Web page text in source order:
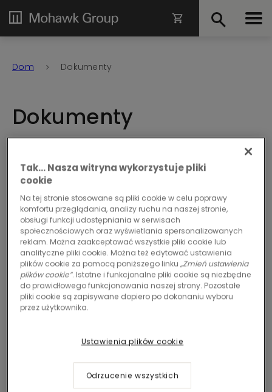
Dom Dokumenty
Dokumenty
portalu umożliwiającym dostęp do kompleksowego
zbioru dokumentów. Odkryj portal i dowiedz się,
czego dokładnie potrzebujesz do swoich projektów.
W Mohawk Group staramy się wzbogacić Twoje
doświadczenia o dostępne i cenne informacje. Wejdź
do naszego centrum dokumentów, gdzie
funkcjonalność, zrównoważony rozwój i estetyka łączą
się, aby ulepszyć Twoją podróż.
DOKUMENTY
Rodzaj dokumentu|Sustainability data sheet
Tak… Nasza witryna wykorzystuje pliki
cookie
Na tej stronie stosowane są pliki cookie w celu poprawy
komfortu przeglądania, analizy ruchu na naszej stronie,
obsługi funkcji udostępniania w serwisach
społecznościowych oraz wyświetlania spersonalizowanych
reklam. Można zaakceptować wszystkie pliki cookie lub
analityczne pliki cookie. Można też edytować ustawienia
plików cookie za pomocą poniższego linku„Zmień ustawienia
plików cookie”. Istotne i funkcjonalne pliki cookie są niezbędne
do prawidłowego funkcjonowania naszej strony. Pozostałe
pliki cookie są zapisywane dopiero po dokonaniu wyboru
przez użytkownika.
Ustawienia plików cookie
Odrzucenie wszystkich